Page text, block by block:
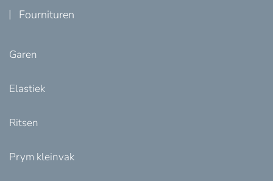
Fournituren
Garen
Elastiek
Ritsen
Prym kleinvak